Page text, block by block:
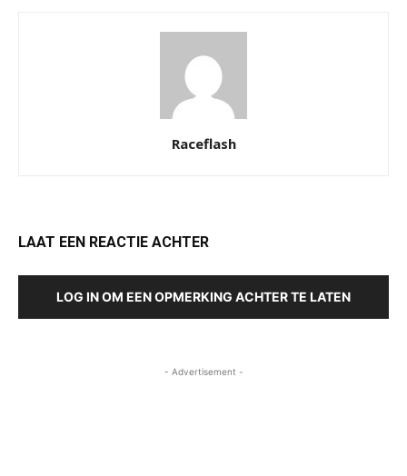
Raceflash
LAAT EEN REACTIE ACHTER
LOG IN OM EEN OPMERKING ACHTER TE LATEN
- Advertisement -